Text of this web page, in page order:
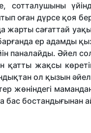
сотталушыны
оған дүрсе қоя
жарты сағаттай
ер адамды
паналайды. Әйел
жақсы
ол қызын
жөніндегі
бас бостандығынан